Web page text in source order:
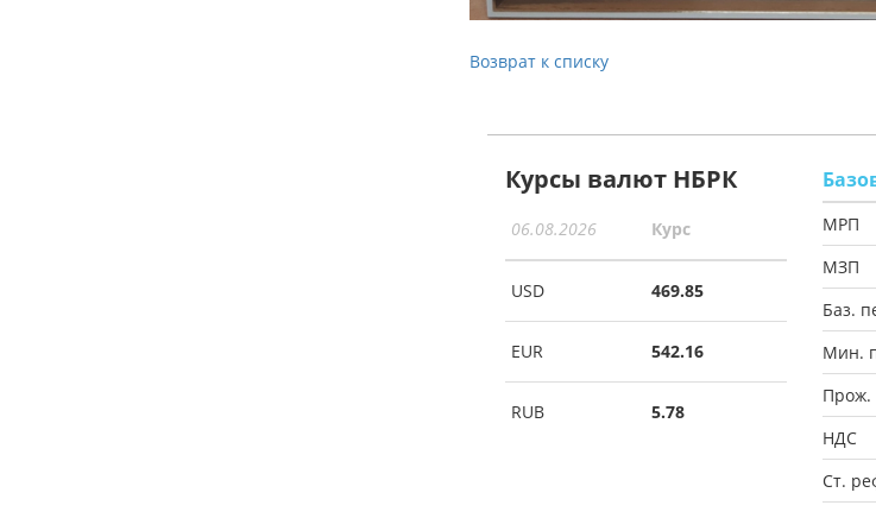
Возврат к списку
Курсы валют НБРК
06.08.2026 Курс
USD 469.85
EUR 542.16
RUB 5.78
МРП
МЗП
Баз.
Мин.
Прож.
НДС
Ст.